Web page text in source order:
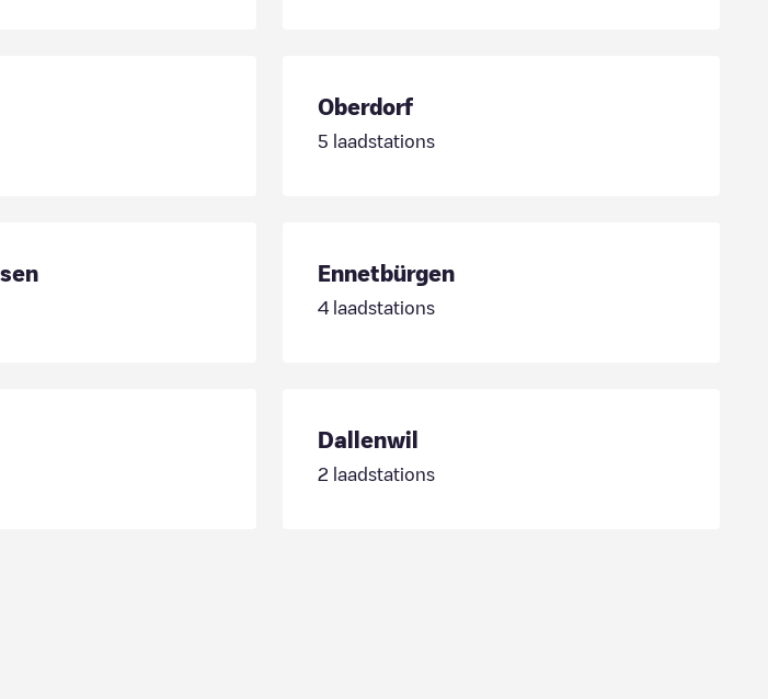
Oberdorf
5 laadstations
Ennetbürgen
4 laadstations
Dallenwil
2 laadstations